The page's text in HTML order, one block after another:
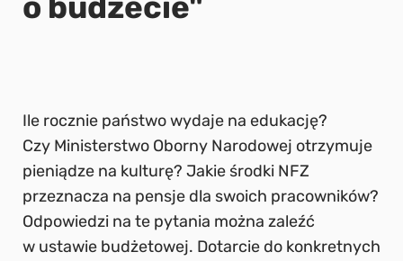
Ile rocznie państwo wydaje na edukację?
Czy Ministerstwo Oborny Narodowej otrzymuje
pieniądze na kulturę? Jakie środki NFZ
przeznacza na pensje dla swoich pracowników?
Odpowiedzi na te pytania można zaleźć
w ustawie budżetowej. Dotarcie do konkretnych